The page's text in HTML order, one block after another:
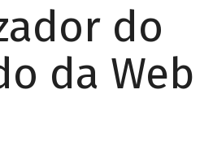
do
da Web